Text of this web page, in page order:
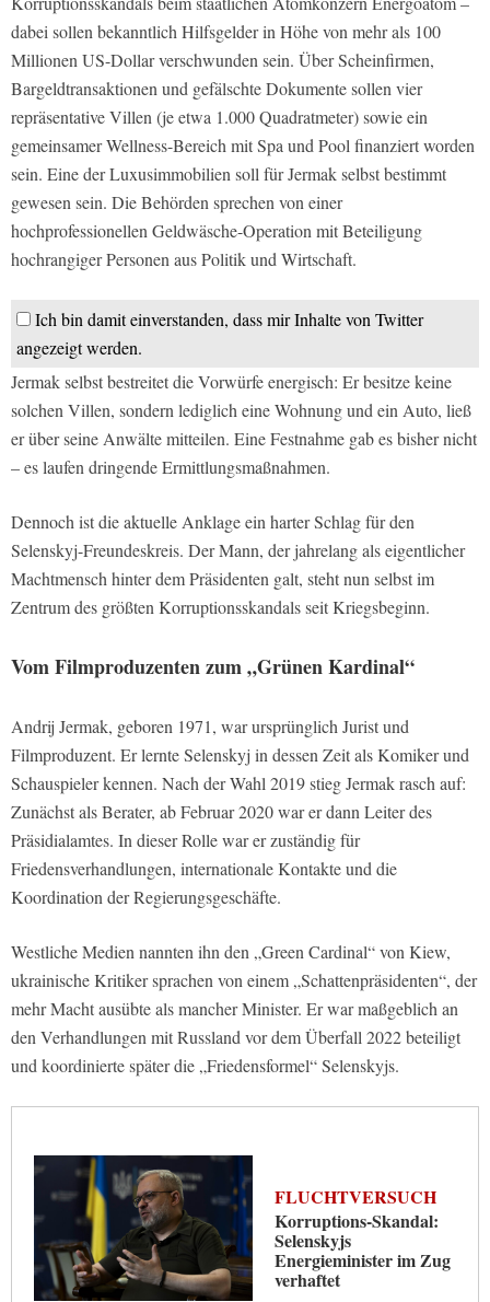
dabei sollen bekanntlich Hilfsgelder in Höhe von mehr als 100
Millionen US-Dollar verschwunden sein. Über Scheinfirmen,
Bargeldtransaktionen und gefälschte Dokumente sollen vier
repräsentative Villen (je etwa 1.000 Quadratmeter) sowie ein
gemeinsamer Wellness-Bereich mit Spa und Pool finanziert worden
sein. Eine der Luxusimmobilien soll für Jermak selbst bestimmt
gewesen sein. Die Behörden sprechen von einer
hochprofessionellen Geldwäsche-Operation mit Beteiligung
hochrangiger Personen aus Politik und Wirtschaft.
Ich bin damit einverstanden, dass mir Inhalte von Twitter
angezeigt werden.
Jermak selbst bestreitet die Vorwürfe energisch: Er besitze keine
solchen Villen, sondern lediglich eine Wohnung und ein Auto, ließ
er über seine Anwälte mitteilen. Eine Festnahme gab es bisher nicht
– es laufen dringende Ermittlungsmaßnahmen.
Dennoch ist die aktuelle Anklage ein harter Schlag für den
Selenskyj-Freundeskreis. Der Mann, der jahrelang als eigentlicher
Machtmensch hinter dem Präsidenten galt, steht nun selbst im
Zentrum des größten Korruptionsskandals seit Kriegsbeginn.
Vom Filmproduzenten zum „Grünen Kardinal“
Andrij Jermak, geboren 1971, war ursprünglich Jurist und
Filmproduzent. Er lernte Selenskyj in dessen Zeit als Komiker und
Schauspieler kennen. Nach der Wahl 2019 stieg Jermak rasch auf:
Zunächst als Berater, ab Februar 2020 war er dann Leiter des
Präsidialamtes. In dieser Rolle war er zuständig für
Friedensverhandlungen, internationale Kontakte und die
Koordination der Regierungsgeschäfte.
Westliche Medien nannten ihn den „Green Cardinal“ von Kiew,
ukrainische Kritiker sprachen von einem „Schattenpräsidenten“, der
mehr Macht ausübte als mancher Minister. Er war maßgeblich an
den Verhandlungen mit Russland vor dem Überfall 2022 beteiligt
und koordinierte später die „Friedensformel“ Selenskyjs.
FLUCHTVERSUCH
Korruptions-Skandal:
Selenskyjs
Energieminister im Zug
verhaftet